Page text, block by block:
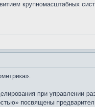
крупномасштабных
при управлении
посвящены